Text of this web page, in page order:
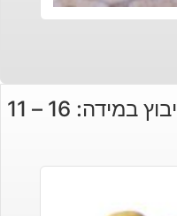
טייגר אי זהב מלוטש לשיבוץ במידה: 16 – 11